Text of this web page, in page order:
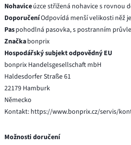
Nohaviceúzce střižená nohavice s rovnou
DoporučeníOdpovídá menší velikosti něž
Paspohodlná pasovka, s postranním
Značkabonprix
Hospodářský subjekt odpovědný EU
bonprix Handelsgesellschaft mbH
Haldesdorfer Straße 61
22179 Hamburk
Německo
Kontakt: https://www.bonprix.cz/servis/
Možnosti doručení